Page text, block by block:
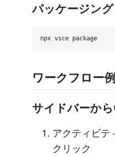
パッケージング
ワークフロー例
サイドバーか
アクティビ
クリック